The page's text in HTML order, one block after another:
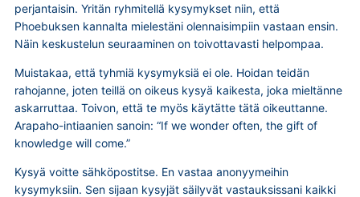
perjantaisin. Yritän ryhmitellä kysymykset niin, että
Phoebuksen kannalta mielestäni olennaisimpiin vastaan ensin.
Näin keskustelun seuraaminen on toivottavasti helpompaa.
Muistakaa, että tyhmiä kysymyksiä ei ole. Hoidan teidän
rahojanne, joten teillä on oikeus kysyä kaikesta, joka mieltänne
askarruttaa. Toivon, että te myös käytätte tätä oikeuttanne.
Arapaho-intiaanien sanoin: “If we wonder often, the gift of
knowledge will come.”
Kysyä voitte sähköpostitse. En vastaa anonyymeihin
kysymyksiin. Sen sijaan kysyjät säilyvät vastauksissani kaikki